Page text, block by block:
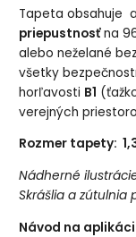
Tapeta obsahuje
priepustnosťna
alebo neželané
všetky
horľavosti B1
verejných
Rozmer tapety:
Nádherné
Skrášlia a zútulnia
Návod na